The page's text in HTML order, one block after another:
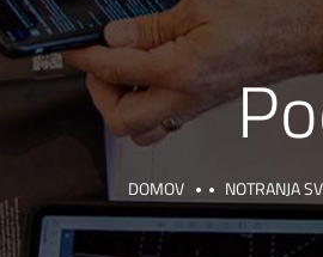
DOMOV NOTRANJA